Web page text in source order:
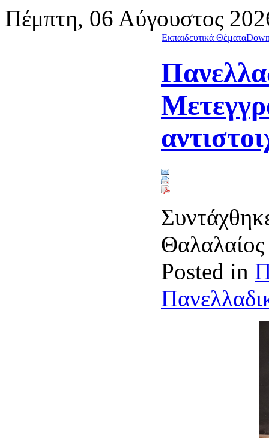
Πέμπτη, 06 Αύγουστος
Εκπαιδευτικά Θέματα
Posted in